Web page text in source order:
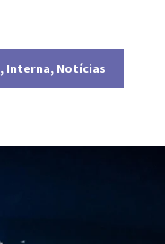
, Interna, Notícias